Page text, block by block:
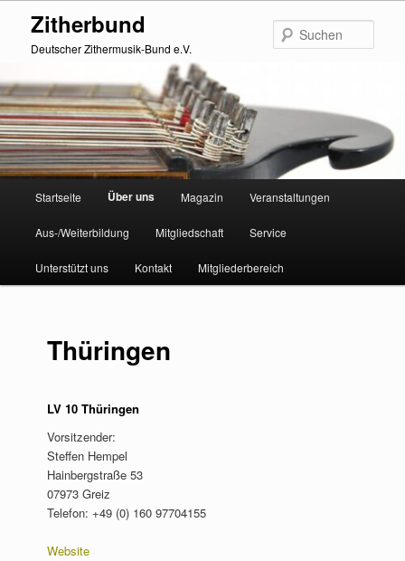
primärenZitherbund
Deutscher Zithermusik-Bund e.V.
Startseite Über uns Magazin Veranstaltungen
Aus-/Weiterbildung Mitgliedschaft Service
Unterstützt uns Kontakt Mitgliederbereich
Thüringen
LV 10 Thüringen
Vorsitzender:
Steffen Hempel
Hainbergstraße 53
07973 Greiz
Telefon: +49 (0) 160 97704155
Website